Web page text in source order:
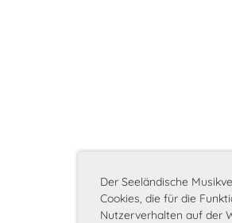
Der Seeländische
Cookies, die für die
Nutzerverhalten auf der